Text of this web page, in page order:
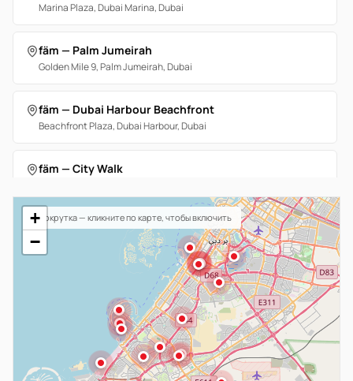
+
−
Прокрутка — кликните по карте, чтобы включить
Marina Plaza, Dubai Marina, Dubai
fäm — Palm Jumeirah
Golden Mile 9, Palm Jumeirah, Dubai
fäm — Dubai Harbour Beachfront
Beachfront Plaza, Dubai Harbour, Dubai
fäm — City Walk
fäm — Dubai Hills
Dubai Hills Mall, Dubai Hills Estate, Dubai
fäm — Meydan Heights
Meydan Avenue, Nad Al Sheba 1, Dubai
fäm — Mudon Community Centre
Mudon Community Centre, Mudon, Dubai